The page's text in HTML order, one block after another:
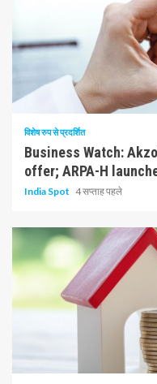
10 न्यूनतम पढ़ा
विशेष रुप से प्रदर्शित
Business Watch:
offer; ARPA-H
India Spot 4 सप्ताह पहले